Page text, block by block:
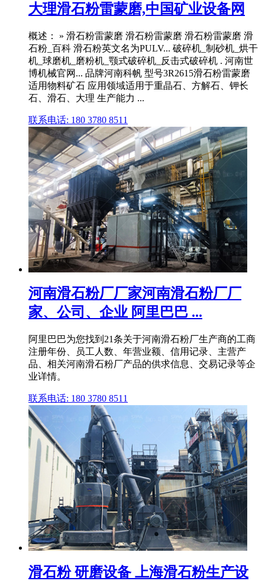
大理滑石粉雷蒙磨,中国矿业设备网
概述： » 滑石粉雷蒙磨 滑石粉雷蒙磨 滑石粉雷蒙磨 滑
石粉_百科 滑石粉英文名为PULV... 破碎机_制砂机_烘干
机_球磨机_磨粉机_颚式破碎机_反击式破碎机 . 河南世
博机械官网... 品牌河南科帆 型号3R2615滑石粉雷蒙磨
适用物料矿石 应用领域适用于重晶石、方解石、钾长
石、滑石、大理 生产能力 ...
联系电话: 180 3780 8511
河南滑石粉厂厂家河南滑石粉厂厂
家、公司、企业 阿里巴巴 ...
阿里巴巴为您找到21条关于河南滑石粉厂生产商的工商
注册年份、员工人数、年营业额、信用记录、主营产
品、相关河南滑石粉厂产品的供求信息、交易记录等企
业详情。
联系电话: 180 3780 8511
滑石粉 研磨设备 上海滑石粉生产设